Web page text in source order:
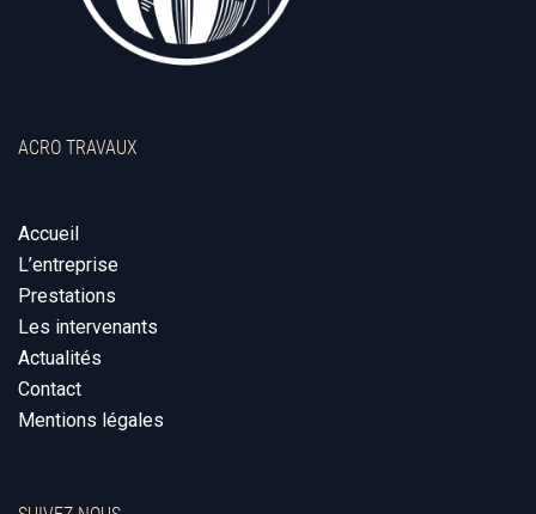
ACRO TRAVAUX
Accueil
L’entreprise
Prestations
Les intervenants
Actualités
Contact
Mentions légales